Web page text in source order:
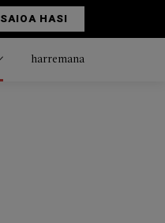
SAIOA HASI
harremana